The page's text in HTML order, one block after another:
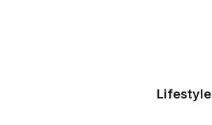
Lifestyle